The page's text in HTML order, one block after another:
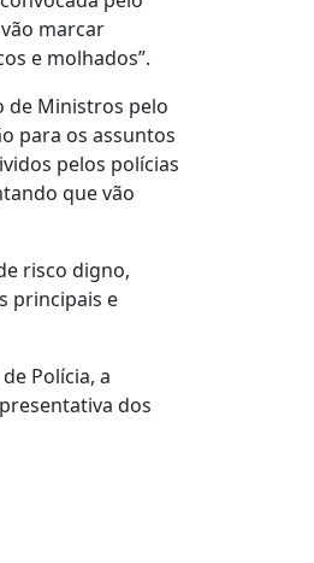
marcar
e molhados”.
de Ministros pelo
para os assuntos
pelos polícias
que vão
risco digno,
principais e
Polícia, a
dos